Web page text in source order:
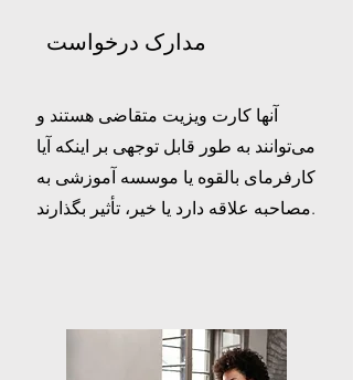
مدارک درخواست
آنها کارت ویزیت متقاضی هستند و
می‌توانند به طور قابل توجهی بر اینکه آیا
کارفرمای بالقوه یا موسسه آموزشی به
مصاحبه علاقه دارد یا خیر، تأثیر بگذارند.